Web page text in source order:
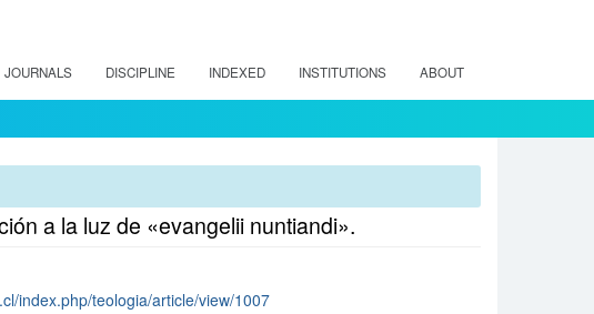
JOURNALS DISCIPLINE INDEXED INSTITUTIONS ABOUT
a la luz de «evangelii nuntiandi».
index.php/teologia/article/view/1007